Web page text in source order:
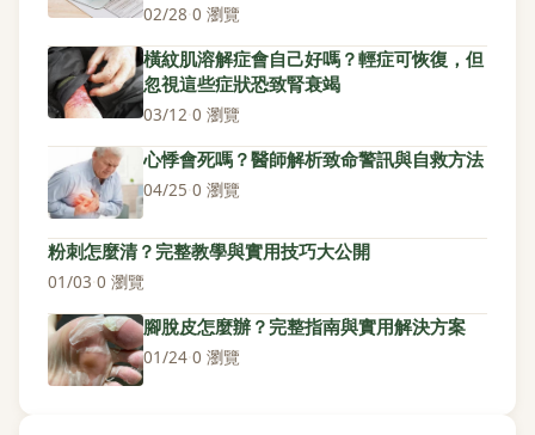
02/28·0 瀏覽
橫紋肌溶解症會自己好嗎？輕症可恢復，但
忽視這些症狀恐致腎衰竭
03/12·0 瀏覽
心悸會死嗎？醫師解析致命警訊與自救方法
04/25·0 瀏覽
粉刺怎麼清？完整教學與實用技巧大公開
01/03·0 瀏覽
腳脫皮怎麼辦？完整指南與實用解決方案
01/24·0 瀏覽